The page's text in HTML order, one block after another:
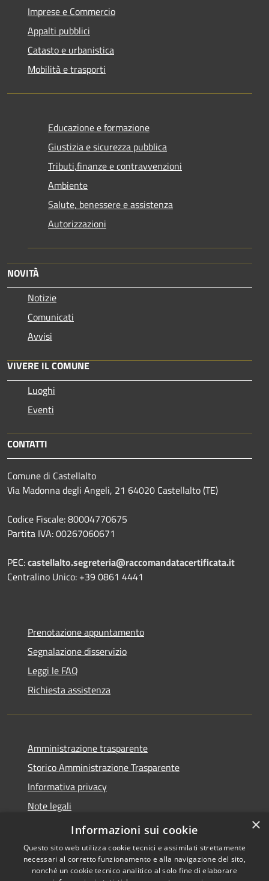
Imprese e Commercio
Appalti pubblici
Catasto e urbanistica
Mobilità e trasporti
Educazione e formazione
Giustizia e sicurezza pubblica
Tributi,finanze e contravvenzioni
Ambiente
Salute, benessere e assistenza
Autorizzazioni
NOVITÀ
Notizie
Comunicati
Avvisi
VIVERE IL COMUNE
Luoghi
Eventi
CONTATTI
Comune di Castellalto
Via Madonna degli Angeli, 21 64020 Castellalto (TE)
Codice Fiscale: 80004770675
Partita IVA: 00267060671
PEC:castellalto.segreteria@raccomandatacertificata.it
Centralino Unico: +39 0861 4441
Prenotazione appuntamento
Segnalazione disservizio
Leggi le FAQ
Richiesta assistenza
Amministrazione trasparente
Storico Amministrazione Trasparente
Informativa privacy
Note legali
Dichiarazione di accessibilità
×
Informazioni sui cookie
Questo sito web utilizza cookie tecnici e assimilati strettamente
necessari al corretto funzionamento e alla navigazione del sito,
nonché un cookie tecnico analitico al solo fine di elaborare